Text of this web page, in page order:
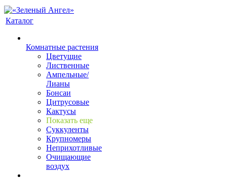
Каталог
Комнатные растения
Цветущие
Лиственные
Ампельные/
Лианы
Бонсаи
Цитрусовые
Кактусы
Показать еще
Суккуленты
Крупномеры
Неприхотливые
Очищающие
воздух